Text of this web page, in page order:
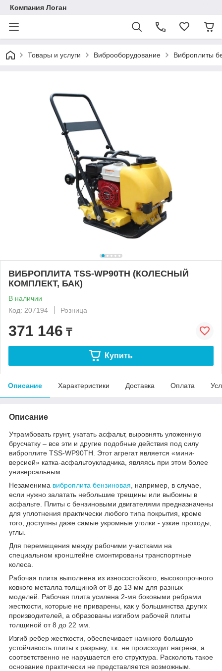
Компания Логан
Товары и услуги Виброоборудование Виброплиты
ВИБРОПЛИТА TSS-WP90TH (КОЛЕСНЫЙ
КОМПЛЕКТ, БАК)
В наличии
Код: 207194
Розница
371 146 ₸
Купить
Описание Характеристики Доставка Оплата
Описание
Утрамбовать грунт, укатать асфальт, выровнять уложенную
брусчатку – все эти и другие подобные действия под силу
виброплите TSS-WP90TH. Этот агрегат является «мини-
версией» катка-асфальтоукладчика, являясь при этом более
универсальным.
Незаменима виброплита бензиновая , например, в случае,
если нужно залатать небольшие трещины или выбоины в
асфальте. Плиты с бензиновыми двигателями предназначены
для уплотнения практически любого типа покрытия, кроме
того, доступны даже самые укромные уголки - узкие проходы,
углы.
Для перемещения между рабочими участками на
специальном кронштейне смонтированы транспортные
колеса.
Рабочая плита выполнена из износостойкого, высокопрочного
ковкого металла толщиной от 8 до 13 мм для разных
моделей. Рабочая плита усилена 2-мя боковыми ребрами
жесткости, которые не приварены, как у большинства других
производителей, а образованы изгибом рабочей плиты
толщиной от 8 до 22 мм.
Изгиб ребер жесткости, обеспечивает намного большую
устойчивость плиты к разрыву, т.к. не происходит нагрева, а
соответственно не нарушается его структура. Расколоть такое
основание практически не представляется возможным.